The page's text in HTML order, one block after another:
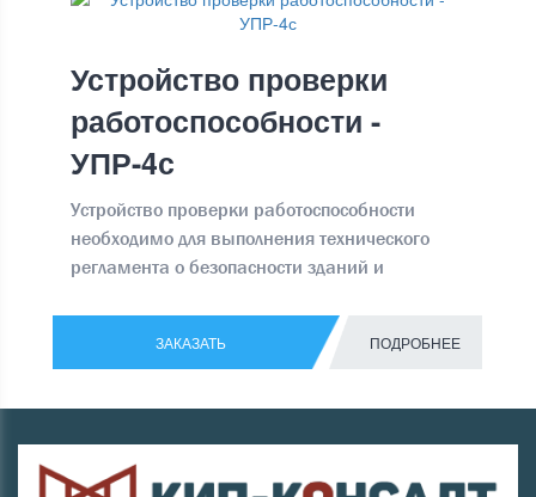
Устройство проверки
работоспособности -
УПР-4с
Устройство проверки работоспособности
необходимо для выполнения технического
регламента о безопасности зданий и
ЗАКАЗАТЬ ПОДРОБНЕЕ